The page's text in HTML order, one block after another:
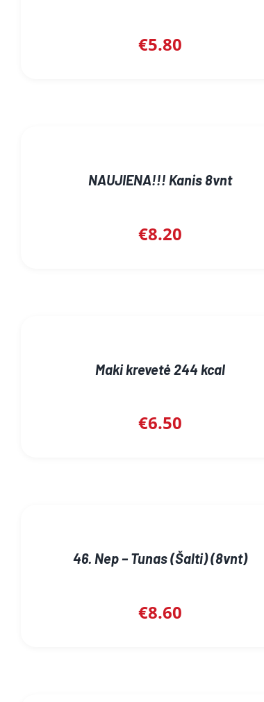
€5.80
NAUJIENA!!! Kanis 8vnt
€8.20
Maki krevetė 244 kcal
€6.50
46. Nep – Tunas (Šalti) (8vnt)
€8.60